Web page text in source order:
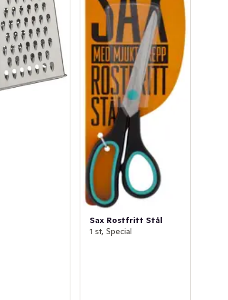
Sax Rostfritt Stål
1 st, Special